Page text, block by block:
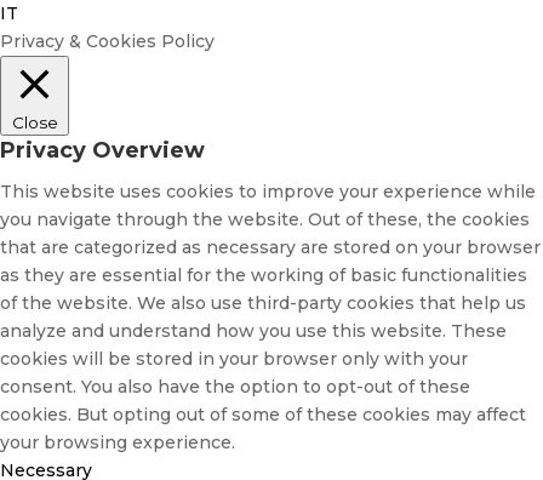
IT
Privacy & Cookies Policy
Close
Privacy Overview
This website uses cookies to improve your experience while
you navigate through the website. Out of these, the cookies
that are categorized as necessary are stored on your browser
as they are essential for the working of basic functionalities
of the website. We also use third-party cookies that help us
analyze and understand how you use this website. These
cookies will be stored in your browser only with your
consent. You also have the option to opt-out of these
cookies. But opting out of some of these cookies may affect
your browsing experience.
Necessary